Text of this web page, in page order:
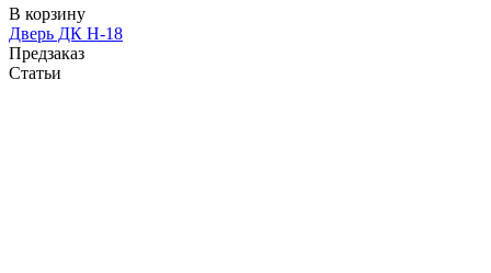
В корзину
Дверь ДК Н-18
Предзаказ
Статьи